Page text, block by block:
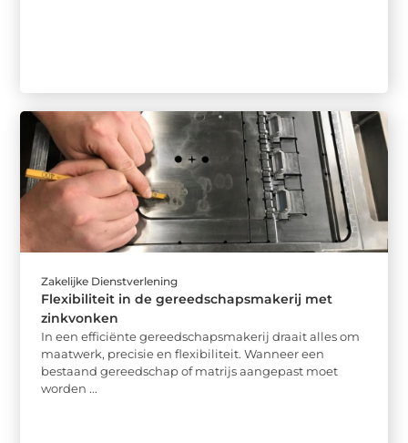
Zakelijke Dienstverlening
Flexibiliteit in de gereedschapsmakerij met
zinkvonken
In een efficiënte gereedschapsmakerij draait alles om
maatwerk, precisie en flexibiliteit. Wanneer een
bestaand gereedschap of matrijs aangepast moet
worden ...